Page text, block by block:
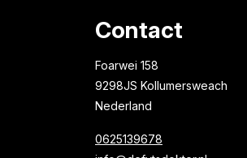
Contact
Foarwei 158
9298JS Kollumersweach
Nederland
0625139678